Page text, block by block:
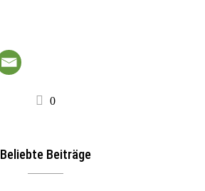
0
Beliebte Beiträge